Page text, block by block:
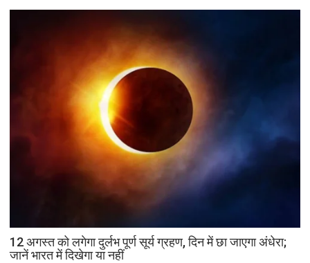
रिएक्शन,
आत्ममंथन
ऐलान
12 अगस्त को लगेगा दुर्लभ पूर्ण सूर्य ग्रहण, दिन में छा जाएगा अंधेरा;
जानें भारत में दिखेगा या नहीं